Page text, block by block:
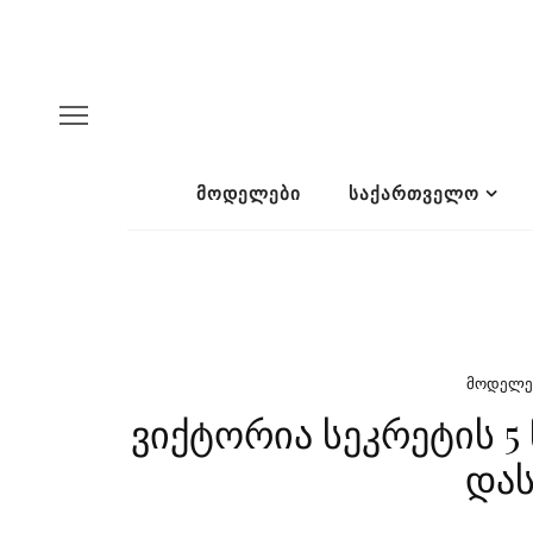
ᲛᲝᲓᲔᲚᲔᲑᲘ ᲡᲐᲥᲐᲠᲗᲕᲔᲚᲝ
ვიქტორია სეკრეტის